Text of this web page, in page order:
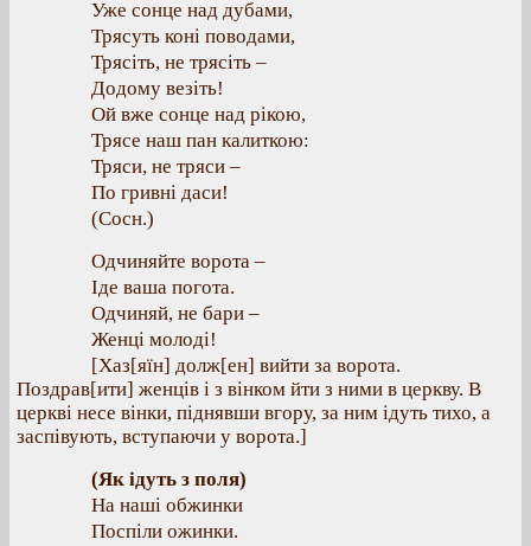
Уже сонце над дубами,
Трясуть коні поводами,
Трясіть, не трясіть –
Додому везіть!
Ой вже сонце над рікою,
Трясе наш пан калиткою:
Тряси, не тряси –
По гривні даси!
(Сосн.)
Одчиняйте ворота –
Іде ваша погота.
Одчиняй, не бари –
Женці молоді!
[Хаз[яїн] долж[ен] вийти за ворота.
Поздрав[ити] женців і з вінком йти з ними в церкву. В
церкві несе вінки, піднявши вгору, за ним ідуть тихо, а
заспівують, вступаючи у ворота.]
(Як ідуть з поля)
На наші обжинки
Поспіли ожинки.